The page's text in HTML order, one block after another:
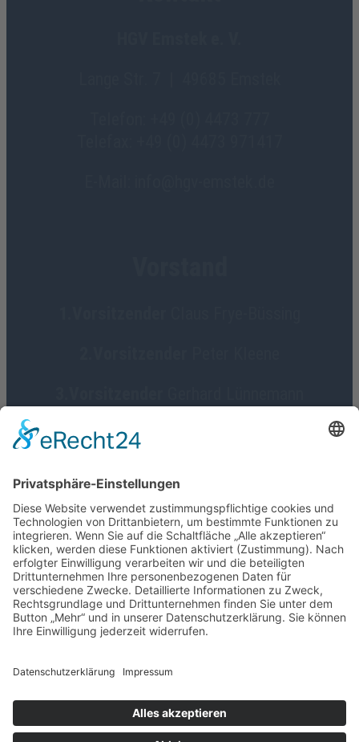
Geschäftsführerin
Social Media
HGV Emstek on Facebook
Impressum
Datenschutz